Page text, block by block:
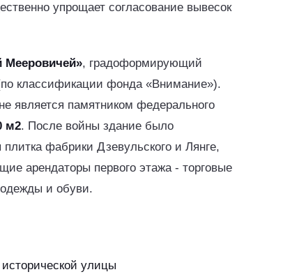
упрощает согласование вывесок
Мееровичей», градоформирующий
классификации фонда «Внимание»).
является памятником федерального
м2. После войны здание было
фабрики Дзевульского и Лянге,
арендаторы первого этажа - торговые
одежды и обуви.
улицы